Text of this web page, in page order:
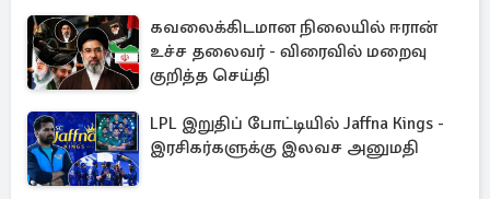
கவலைக்கிடமான நிலையில் ஈரான்
உச்ச தலைவர் - விரைவில் மறைவு
குறித்த செய்தி
LPL இறுதிப் போட்டியில் Jaffna Kings -
இரசிகர்களுக்கு இலவச அனுமதி